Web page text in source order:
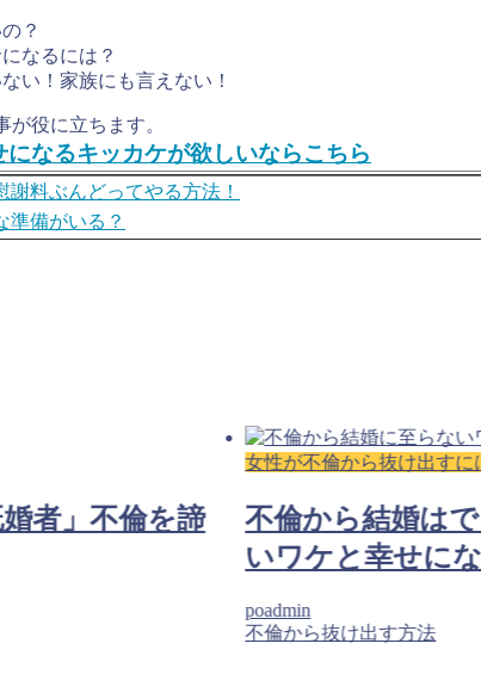
？
なるには？
い！家族にも言えない！
役に立ちます。
なるキッカケが欲しいならこちら
謝料ぶんどってやる方法！
準備がいる？
者」不倫を諦
女性が不倫から抜け出すに
不倫から結婚は
いワケと幸せに
poadmin
不倫から抜け出す方法